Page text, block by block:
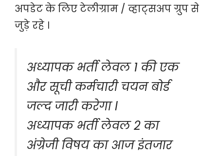
अपडेट के लिए टेलीग्राम / व्हाट्सअप ग्रुप से
जुड़े रहे ।
अध्यापक भर्ती लेवल 1 की एक
और सूची कर्मचारी चयन बोर्ड
जल्द जारी करेगा l
अध्यापक भर्ती लेवल 2 का
अंग्रेजी विषय का आज इंतजार